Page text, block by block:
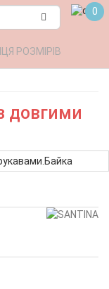
0
довгими
РОЗМІРІВ